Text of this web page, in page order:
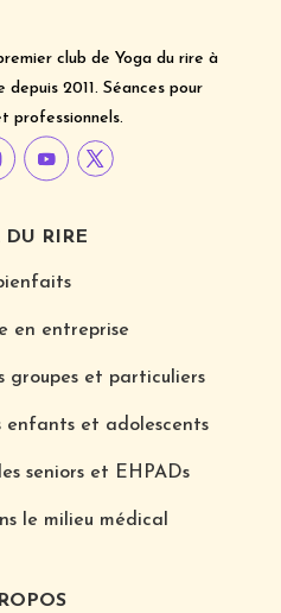
club de Yoga du rire à
2011. Séances pour
professionnels.
DU RIRE
en entreprise
groupes et particuliers
enfants et adolescents
seniors et EHPADs
le milieu médical